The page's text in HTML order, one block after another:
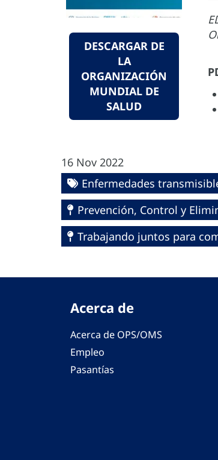
DESCARGAR DE
LA
ORGANIZACIÓN
MUNDIAL DE
SALUD
16 Nov 2022
Enfermedades
Prevención, Control y
Trabajando juntos para
Acerca de
Acerca de OPS/OMS
Empleo
Pasantías